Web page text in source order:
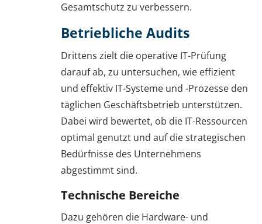
Gesamtschutz zu verbessern.
Betriebliche Audits
Drittens zielt die operative IT-Prüfung
darauf ab, zu untersuchen, wie effizient
und effektiv IT-Systeme und -Prozesse den
täglichen Geschäftsbetrieb unterstützen.
Dabei wird bewertet, ob die IT-Ressourcen
optimal genutzt und auf die strategischen
Bedürfnisse des Unternehmens
abgestimmt sind.
Technische Bereiche
Dazu gehören die Hardware- und